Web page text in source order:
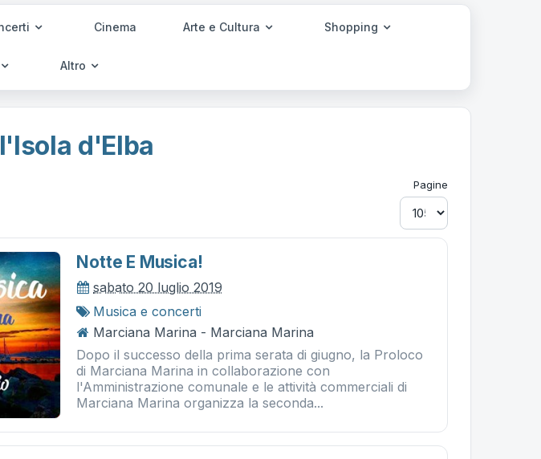
Cinema Arte e Cultura Shopping
Altro
d'Elba
Pagine
Notte E Musica!
sabato 20 luglio 2019
Musica e concerti
Marciana Marina - Marciana Marina
Dopo il successo della prima serata di giugno, la Proloco
di Marciana Marina in collaborazione con
l'Amministrazione comunale e le attività commerciali di
Marciana Marina organizza la seconda...